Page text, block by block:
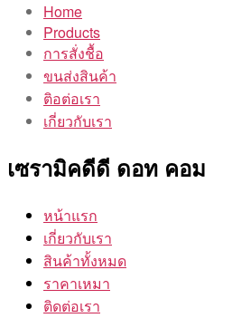
Home
Products
การสั่งชื้อ
ขนส่งสินค้า
ติอต่อเรา
เกี่ยวกับเรา
เซรามิคดีดี ดอท คอม
หน้าแรก
เกี่ยวกับเรา
สินค้าทั้งหมด
ราคาเหมา
ติดต่อเรา